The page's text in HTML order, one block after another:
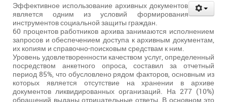
Эффективное использование архивных документов
является одним из условий формирования
инструментов социальной защиты граждан.
60 процентов работников архива занимаются исполнением
запросов и обеспечением доступа к архивным документам,
их копиям и справочно-поисковым средствам к ним.
Уровень удовлетворенности качеством услуг, определенный
посредством анкетного опроса, составил за отчетный
период 85%, что обусловлено рядом факторов, основным из
которых является отсутствие на хранении в архиве
документов ликвидированных организаций. На 277 (10%)
обращений выданы отрицательные ответы. В основном это